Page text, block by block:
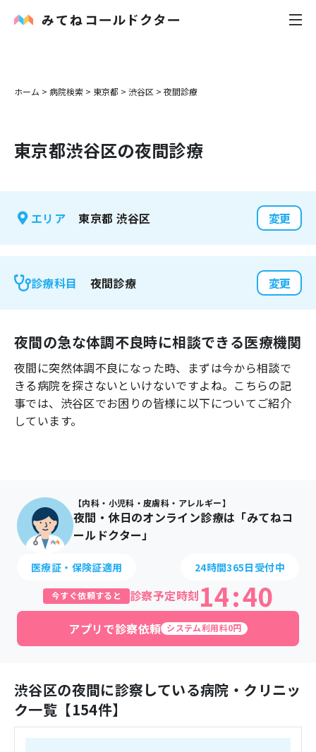
内科
花粉症
感染症
よくあるご質問
ホーム > 病院検索 > 東京都 > 渋谷区 > 夜間診療
東京都渋谷区の夜間診療
エリア 東京都 渋谷区 変更
診療科目 夜間診療 変更
夜間の急な体調不良時に相談できる医療機関
夜間に突然体調不良になった時、まずは今から相談で
きる病院を探さないといけないですよね。こちらの記
事では、 渋谷区でお困りの皆様に以下についてご紹介
しています。
【内科・小児科・皮膚科・アレルギー】
夜間・休日のオンライン診療は「みてねコ
ールドクター」
医療証・保険証適用 24時間365日受付中
今すぐ依頼すると 診察予定時刻14:40
アプリで診察依頼 システム利用料0円
渋谷区の夜間に診察している病院・クリニッ
ク一覧【154件】